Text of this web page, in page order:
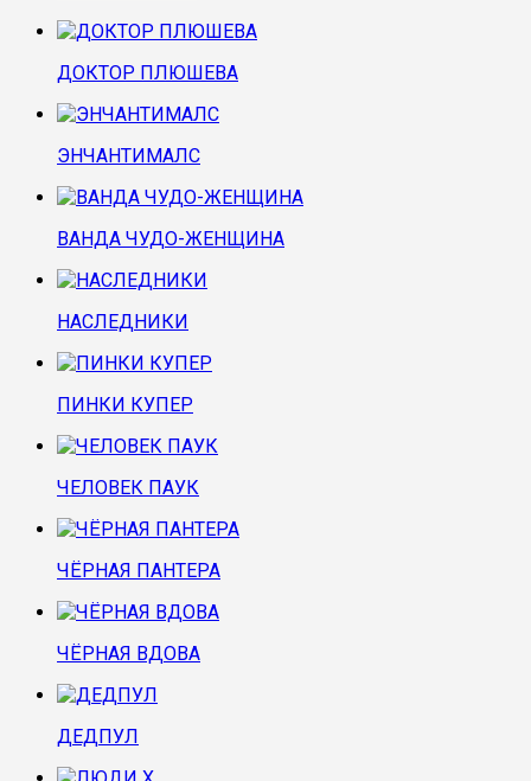
ДОКТОР ПЛЮШЕВА
ЭНЧАНТИМАЛС
ВАНДА ЧУДО-ЖЕНЩИНА
НАСЛЕДНИКИ
ПИНКИ КУПЕР
ЧЕЛОВЕК ПАУК
ЧЁРНАЯ ПАНТЕРА
ЧЁРНАЯ ВДОВА
ДЕДПУЛ